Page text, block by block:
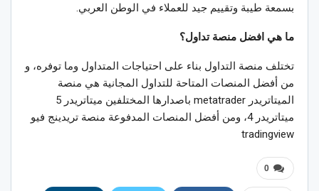
بسمعة طيبة وتقييم جيد للعملاء في الوطن العربي.
ما هي افضل منصة تداول؟
تختلف منصة التداول بناء على احتياجات المتداول وما توفره، و
من أفضل المنصات المتاحة للتداول المجانية هي منصة
الميتاتريدر metatrader باصدارها المختلفين ميتاتريدر 5
ميتاتريدر 4، ومن أفضل المنصات المدفوعة منصة تريدينج فيو
tradingview
0